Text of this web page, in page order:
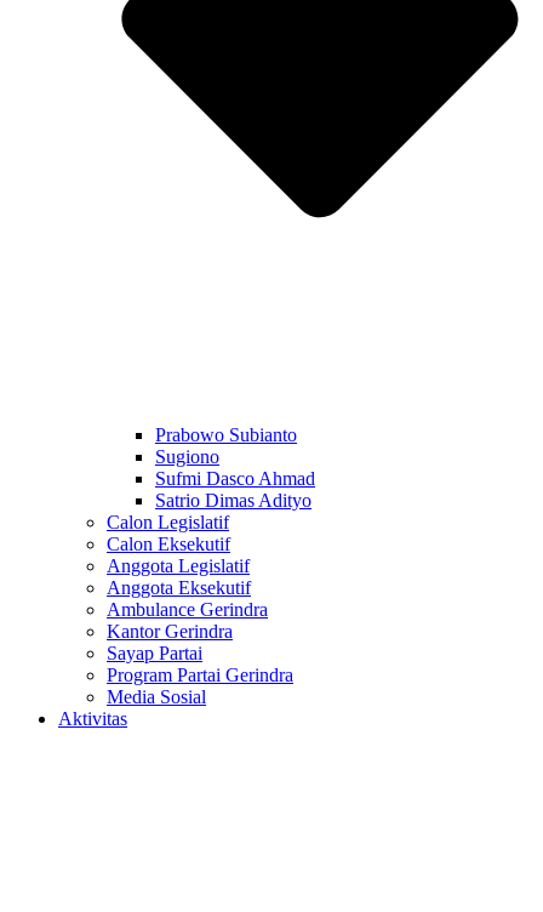
Prabowo Subianto
Sugiono
Sufmi Dasco Ahmad
Satrio Dimas Adityo
Calon Legislatif
Calon Eksekutif
Anggota Legislatif
Anggota Eksekutif
Ambulance Gerindra
Kantor Gerindra
Sayap Partai
Program Partai Gerindra
Media Sosial
Aktivitas